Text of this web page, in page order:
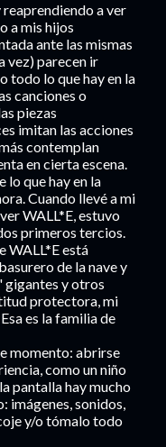
a ver
a mis hijos
ante las mismas
vez) parecen ir
todo lo que hay en la
canciones o
piezas
imitan las acciones
contemplan
en cierta escena.
lo que hay en la
Cuando llevé a mi
WALL*E, estuvo
primeros tercios.
WALL*E está
de la nave y
gigantes y otros
protectora, mi
es la familia de
momento: abrirse
como un niño
pantalla hay mucho
imágenes, sonidos,
y/o tómalo todo